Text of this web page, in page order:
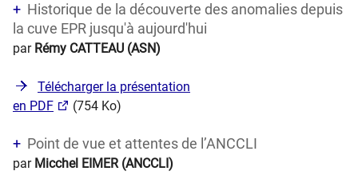
Historique de la découverte des anomalies depuis
la cuve EPR jusqu'à aujourd'hui
par Rémy CATTEAU (ASN)
Télécharger la présentation
en PDF
(754 Ko)
Point de vue et attentes de l’ANCCLI
par Micchel EIMER (ANCCLI)